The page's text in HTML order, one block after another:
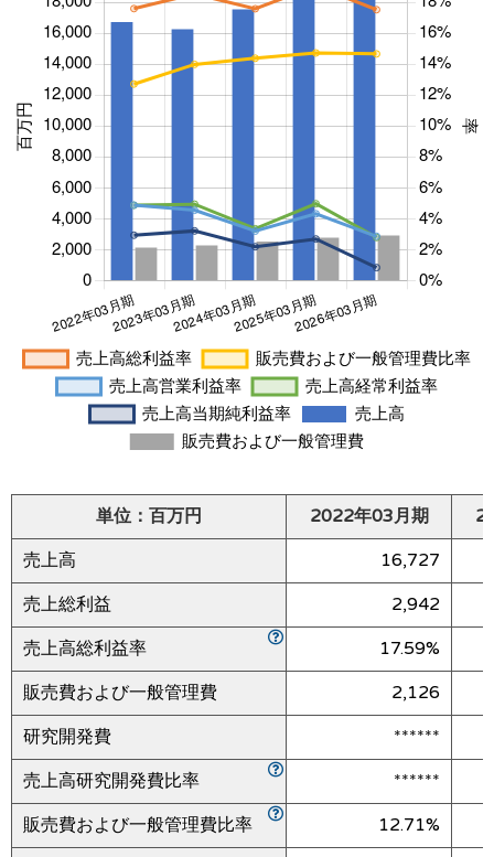
単位：百万円 2022年03月期
売上高
16,727
売上総利益
2,942
売上高総利益率
17.59%
販売費および一般管理費
2,126
研究開発費
******
売上高研究開発費比率
******
販売費および一般管理費比率
12.71%